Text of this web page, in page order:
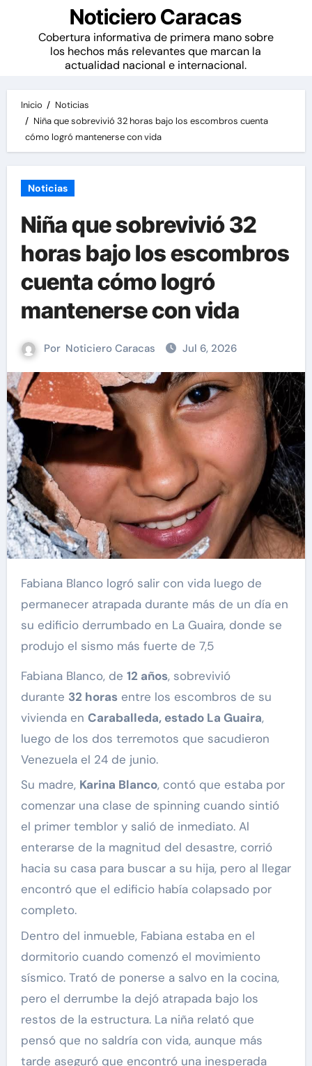
Noticiero Caracas
Cobertura informativa de primera mano sobre
los hechos más relevantes que marcan la
actualidad nacional e internacional.
Inicio
Noticias
Niña que sobrevivió 32 horas bajo los escombros cuenta
cómo logró mantenerse con vida
Noticias
Niña que sobrevivió 32
horas bajo los escombros
cuenta cómo logró
mantenerse con vida
Por Noticiero Caracas Jul 6, 2026
Fabiana Blanco logró salir con vida luego de
permanecer atrapada durante más de un día en
su edificio derrumbado en La Guaira, donde se
produjo el sismo más fuerte de 7,5
Fabiana Blanco, de 12 años, sobrevivió
durante 32 horasentre los escombros de su
vivienda en Caraballeda, estado La Guaira,
luego de los dos terremotos que sacudieron
Venezuela el 24 de junio.
Su madre, Karina Blanco, contó que estaba por
comenzar una clase de spinning cuando sintió
el primer temblor y salió de inmediato. Al
enterarse de la magnitud del desastre, corrió
hacia su casa para buscar a su hija, pero al llegar
encontró que el edificio había colapsado por
completo.
Dentro del inmueble, Fabiana estaba en el
dormitorio cuando comenzó el movimiento
sísmico. Trató de ponerse a salvo en la cocina,
pero el derrumbe la dejó atrapada bajo los
restos de la estructura. La niña relató que
pensó que no saldría con vida, aunque más
tarde aseguró que encontró una inesperada